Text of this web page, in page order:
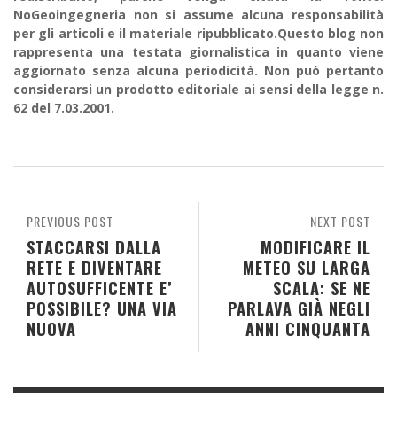
NoGeoingegneria non si assume alcuna responsabilità
per gli articoli e il materiale ripubblicato.Questo blog non
rappresenta una testata giornalistica in quanto viene
aggiornato senza alcuna periodicità. Non può pertanto
considerarsi un prodotto editoriale ai sensi della legge n.
62 del 7.03.2001.
NEXT POST
MODIFICARE IL
METEO SU LARGA
SCALA: SE NE
PARLAVA GIÀ NEGLI
ANNI CINQUANTA
PREVIOUS POST
STACCARSI DALLA
RETE E DIVENTARE
AUTOSUFFICENTE E’
POSSIBILE? UNA VIA
NUOVA